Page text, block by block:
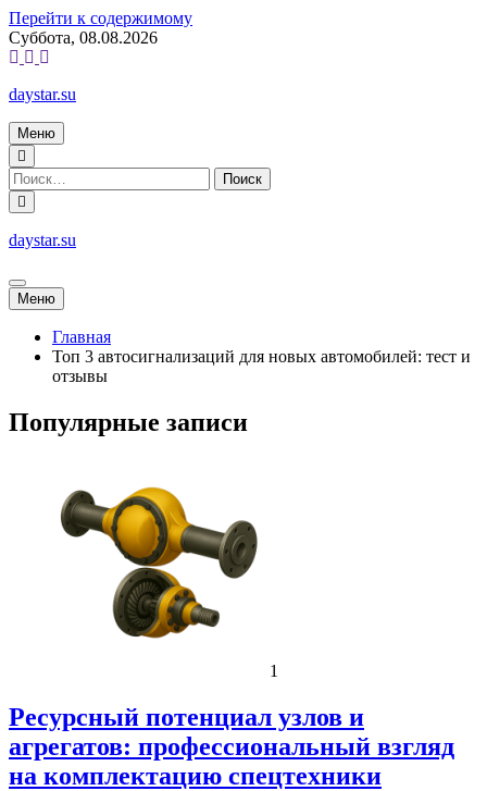
Перейти к содержимому
Суббота, 08.08.2026
daystar.su
Меню
daystar.su
Меню
Главная
Топ 3 автосигнализаций для новых автомобилей: тест и
отзывы
Популярные записи
1
Ресурсный потенциал узлов и
агрегатов: профессиональный взгляд
на комплектацию спецтехники